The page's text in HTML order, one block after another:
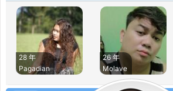
28 年
Pagadian
26 年
Molave